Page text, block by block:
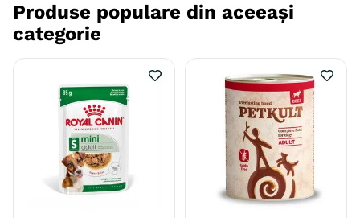
Produse populare din aceeași
categorie